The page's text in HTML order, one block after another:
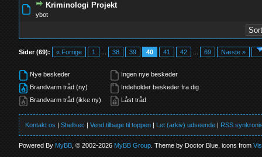
Kriminologi Projekt
ybot
0 Stemmer - 0 ud af 5 i gennemsnit
123
Sider (69): « Forrige 1 38 39 40 41 42 69 Næste »
Nye beskeder
Brandvarm tråd (ny)
Brandvarm tråd (ikke ny)
Ingen nye beskeder
Indeholder beskeder fra dig
Låst tråd
Kontakt os |Shellsec |Vend tilbage til toppen | Let (arkiv) udseende | RSS
Powered ByMyBB , © 2002-2026MyBB Group . Theme by Doctor Blue, icons from